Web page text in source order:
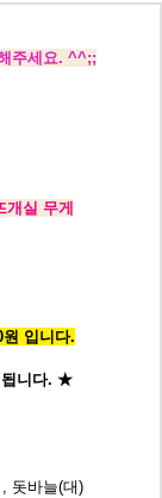
주세요. ^^;;
실 무게
입니다.
니다. ★
돗바늘(대)